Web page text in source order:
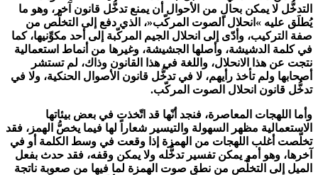
التدخُّل لا يمكن بحالٍ من الأحوال أن يمنع تدخُّل قانون آخر، وهو ما
يُطلَق عليه »انحلال الصوت المركّب«، الذي دفع إلى التخلُّص من
صفة التركيب، وأدّى إلى انحلال الجيم المركّبة إلى أحد مكوِّنيها، كما
في كلمة الدشيشة، وأصلها الجشيشة، وغيرها من أنماط استعمالية
نتجت عن هذا الانحلال، واللغة في هذا القانون وذاك، لم تستشر
أصحابها ولم تأخذ رأيهم، لا في تدخُّل قانون الأصوال الحنكية، ولا في
تدخُّل قانون انحلال الصوت المركّب.
وأما اللهجات المعاصرة، فنجد أنّها قد اتّخذت في بعض بيئاتها
الاستعمالية مظهر السهولة والتيسير شعاراً لها فيما يخصُّ الهمز، فقد
تخلّصت أغلب اللهجات من الهمزة إذا وقعت في وسط الكلمة أو في
آخرها، وهو أمر يمكن تفسير تدخُّله ولا يمكن وقفه، فقد حدث بفعل
الميل إلى التخلُّص من نطق صوت الهمزة لما فيها من صعوبة ناتجة